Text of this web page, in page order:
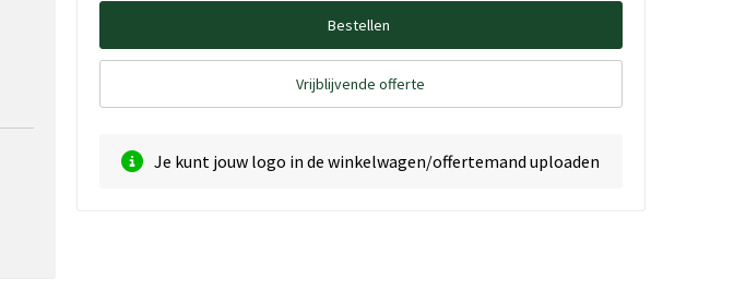
Bestellen
Vrijblijvende offerte
Je kunt jouw logo in de winkelwagen/offertemand uploaden